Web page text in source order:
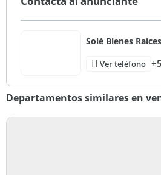
Solé Bienes Raíces
Ver teléfono
Departamentos similares en